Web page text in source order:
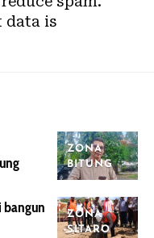
data is
ZONA
BITUNG
ZONA
SITARO
bangun